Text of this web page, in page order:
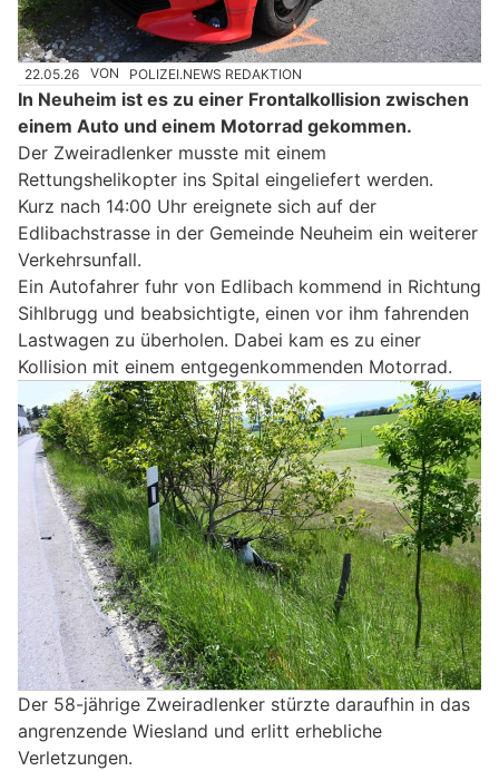
22.05.26 VON POLIZEI.NEWS REDAKTION
In Neuheim ist es zu einer Frontalkollision zwischen
einem Auto und einem Motorrad gekommen.
Der Zweiradlenker musste mit einem
Rettungshelikopter ins Spital eingeliefert werden.
Kurz nach 14:00 Uhr ereignete sich auf der
Edlibachstrasse in der Gemeinde Neuheim ein weiterer
Verkehrsunfall.
Ein Autofahrer fuhr von Edlibach kommend in Richtung
Sihlbrugg und beabsichtigte, einen vor ihm fahrenden
Lastwagen zu überholen. Dabei kam es zu einer
Kollision mit einem entgegenkommenden Motorrad.
Der 58-jährige Zweiradlenker stürzte daraufhin in das
angrenzende Wiesland und erlitt erhebliche
Verletzungen.